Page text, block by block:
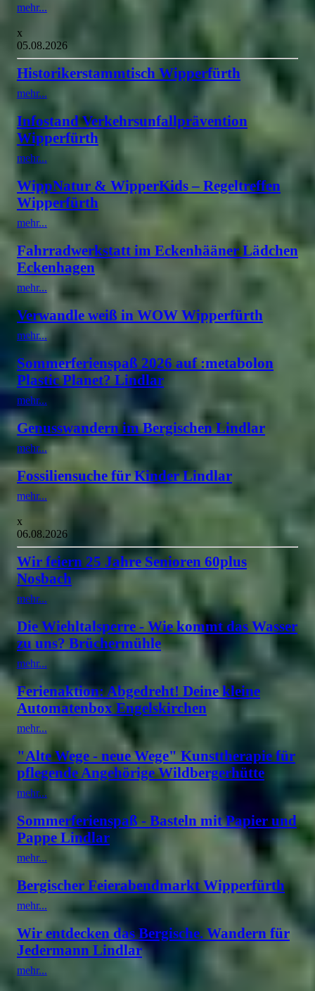
mehr...
x
05.08.2026
Historikerstammtisch Wipperfürth
mehr...
Infostand Verkehrsunfallprävention
Wipperfürth
mehr...
WippNatur & WipperKids – Regeltreffen
Wipperfürth
mehr...
Fahrradwerkstatt im Eckenhääner Lädchen
Eckenhagen
mehr...
Verwandle weiß in WOW Wipperfürth
mehr...
Sommerferienspaß 2026 auf :metabolon
Plastic Planet? Lindlar
mehr...
Genusswandern im Bergischen Lindlar
mehr...
Fossiliensuche für Kinder Lindlar
mehr...
x
06.08.2026
Wir feiern 25 Jahre Senioren 60plus
Nosbach
mehr...
Die Wiehltalsperre - Wie kommt das Wasser
zu uns? Brüchermühle
mehr...
Ferienaktion: Abgedreht! Deine kleine
Automatenbox Engelskirchen
mehr...
"Alte Wege - neue Wege" Kunsttherapie für
pflegende Angehörige Wildbergerhütte
mehr...
Sommerferienspaß - Basteln mit Papier und
Pappe Lindlar
mehr...
Bergischer Feierabendmarkt Wipperfürth
mehr...
Wir entdecken das Bergische. Wandern für
Jedermann Lindlar
mehr...